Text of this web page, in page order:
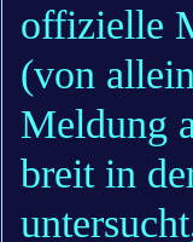
offizielle
(von
Meldung
breit in